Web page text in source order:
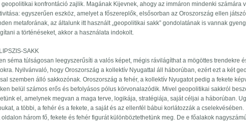
konfrontáció zajlik. Magának Kijevnek, ahogy az immáron mindenki számára
egyszerűen eszköz, amelyet a főszereplők, elsősorban az Oroszország ellen
metaforának, az általunk itt használt „geopolitikai sakk” gondolatának is vannak
a történéseket, akkor a használata indokolt.
SAKK
séma túlságosan leegyszerűsíti a valós képet, mégis rávilágíthat a mögöttes trendekre
Nyilvánvaló, hogy Oroszország a kollektív Nyugattal áll háborúban, ezért ezt a két
szemben álló sakkozónak. Oroszország a fehér, a kollektív Nyugatot pedig a fekete
belül számos erős és befolyásos pólus körvonalazódik. Mivel geopolitikai sakkról
el, amelynek megvan a maga terve, logikája, stratégiája, saját céljai a háborúban.
a többi, a fehér és a fekete, a saját és az ellenfél bábui korlátozzák a cselekvésében.
oldalon három fő, fekete és fehér figurát különböztethetünk meg. De e főalakok